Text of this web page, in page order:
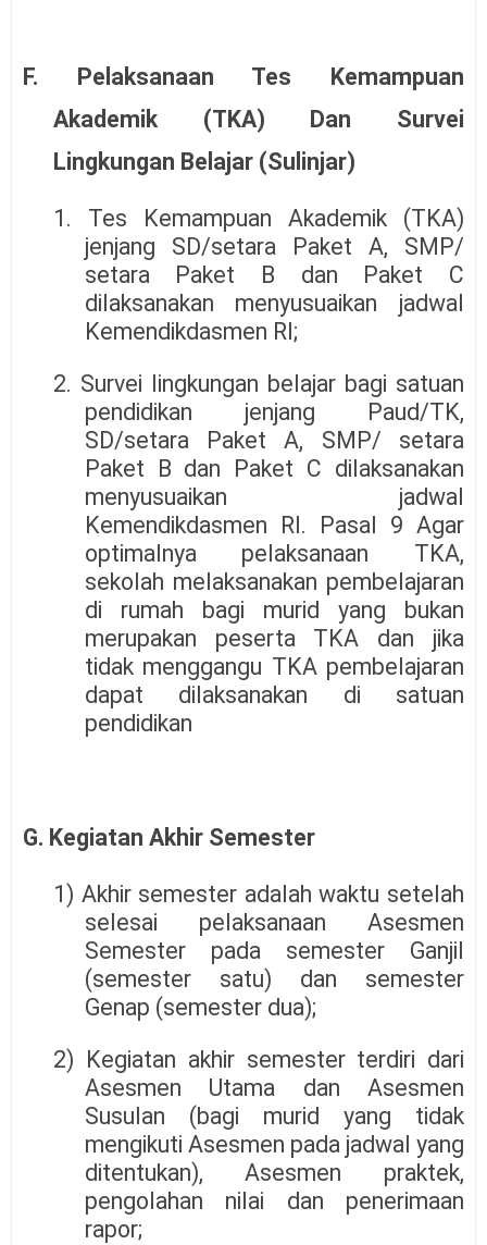
F. Pelaksanaan Tes Kemampuan
Akademik (TKA) Dan Survei
Lingkungan Belajar (Sulinjar)
1. Tes Kemampuan Akademik (TKA)
jenjang SD/setara Paket A, SMP/
setara Paket B dan Paket C
dilaksanakan menyusuaikan jadwal
Kemendikdasmen RI;
2. Survei lingkungan belajar bagi satuan
pendidikan jenjang Paud/TK,
SD/setara Paket A, SMP/ setara
Paket B dan Paket C dilaksanakan
menyusuaikan jadwal
Kemendikdasmen RI. Pasal 9 Agar
optimalnya pelaksanaan TKA,
sekolah melaksanakan pembelajaran
di rumah bagi murid yang bukan
merupakan peserta TKA dan jika
tidak menggangu TKA pembelajaran
dapat dilaksanakan di satuan
pendidikan
G. Kegiatan Akhir Semester
1) Akhir semester adalah waktu setelah
selesai pelaksanaan Asesmen
Semester pada semester Ganjil
(semester satu) dan semester
Genap (semester dua);
2) Kegiatan akhir semester terdiri dari
Asesmen Utama dan Asesmen
Susulan (bagi murid yang tidak
mengikuti Asesmen pada jadwal yang
ditentukan), Asesmen praktek,
pengolahan nilai dan penerimaan
rapor;